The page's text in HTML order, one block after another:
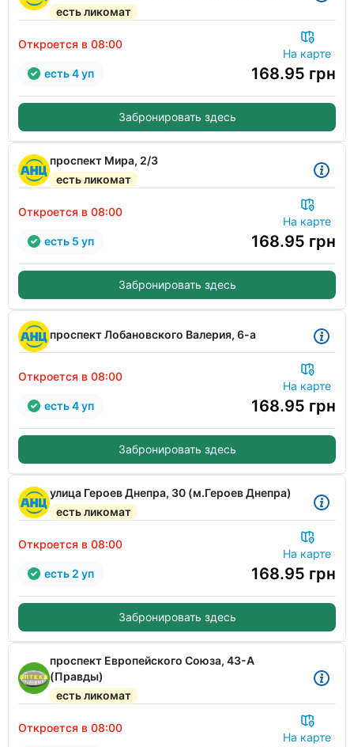
есть ликомат
Откроется в 08:00
На карте
168.95 грн
есть 4 уп
Забронировать здесь
проспект Мира, 2/3
есть ликомат
Откроется в 08:00
На карте
168.95 грн
есть 5 уп
Забронировать здесь
проспект Лобановского Валерия, 6-а
Откроется в 08:00
На карте
168.95 грн
есть 4 уп
Забронировать здесь
улица Героев Днепра, 30 (м.Героев Днепра)
есть ликомат
Откроется в 08:00
На карте
168.95 грн
есть 2 уп
Забронировать здесь
проспект Европейского Союза, 43-А
(Правды)
есть ликомат
Откроется в 08:00
На карте